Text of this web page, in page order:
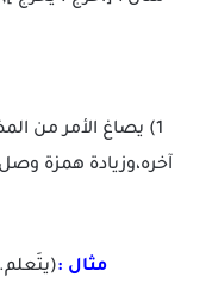
1) يصاغ الأمر من
آخره،وزيادة همزة
مثال :